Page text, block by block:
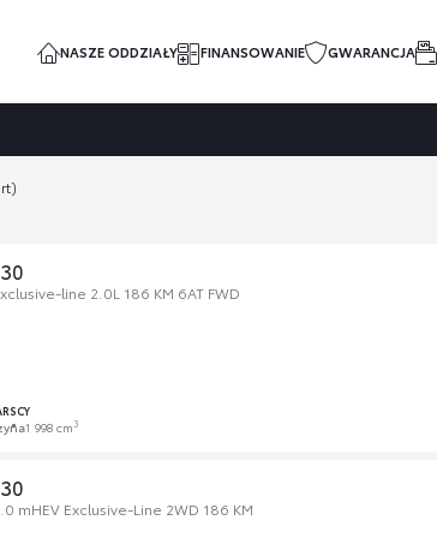
NASZE ODDZIAŁY FINANSOWANIE GWARANCJA
line 2.0L 186 KM 6AT FWD
1 998 cm3
mHEV Exclusive-Line 2WD 186 KM